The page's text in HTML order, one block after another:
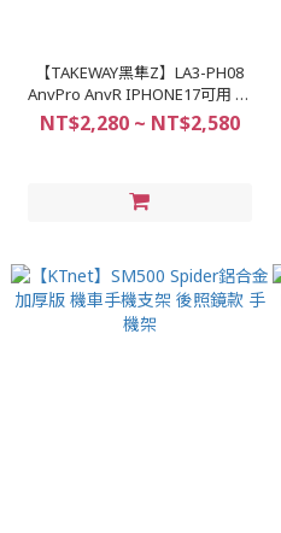
【TAKEWAY黑隼Z】LA3-PH08
AnvPro AnvR IPHONE17可用 二
代 雙磁浮 機車手機架 逆磁浮
NT$2,280 ~ NT$2,580